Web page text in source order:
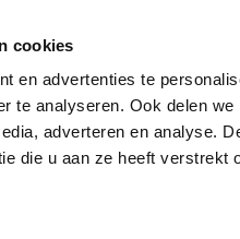
cookies
en advertenties te
te analyseren. Ook delen
adverteren en analyse.
die u aan ze heeft verstrekt